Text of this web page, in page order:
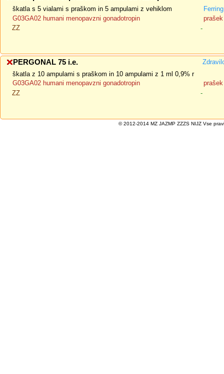
škatla s 5 vialami s praškom in 5 ampulami z vehiklom
G03GA02 humani menopavzni gonadotropin
ZZ
-
PERGONAL 75 i.e.
škatla z 10 ampulami s praškom in 10 ampulami z 1 ml 0,9% r
G03GA02 humani menopavzni gonadotropin
ZZ
-
© 2012-2014 MZ JAZMP ZZZS NIJZ Vse